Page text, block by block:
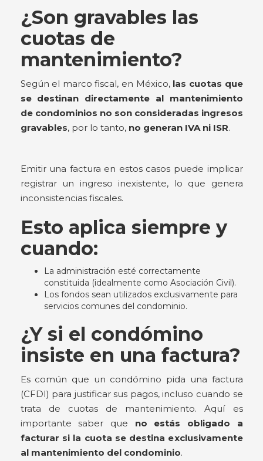
¿Son gravables las
cuotas de
mantenimiento?
Según el marco fiscal, en México,las cuotas que
se destinan directamente al mantenimiento
de condominios no son consideradas ingresos
gravables, por lo tanto,no generan IVA ni ISR.
Emitir una factura en estos casos puede implicar
registrar un ingreso inexistente, lo que genera
inconsistencias fiscales.
Esto aplica siempre y
cuando:
La administración esté correctamente
constituida (idealmente como Asociación Civil).
Los fondos sean utilizados exclusivamente para
servicios comunes del condominio.
¿Y si el condómino
insiste en una factura?
Es común que un condómino pida una factura
(CFDI) para justificar sus pagos, incluso cuando se
trata de cuotas de mantenimiento. Aquí es
importante saber que no estás obligado a
facturar si la cuota se destina exclusivamente
al mantenimiento del condominio.